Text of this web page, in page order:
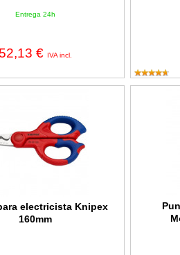
Entrega 24h
52,13 € IVA incl.
electricista Knipex
160mm